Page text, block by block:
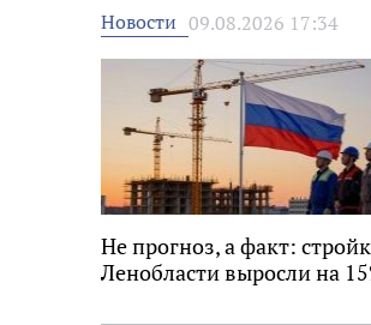
Новости 09.08.2026 17:34
Не прогноз, а факт:
Ленобласти выросли на